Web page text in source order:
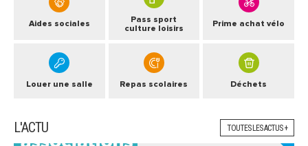
Aides sociales
Pass sport
culture loisirs
Prime achat vélo
Louer une salle Repas scolaires Déchets
L'ACTU TOUTES LES ACTUS +